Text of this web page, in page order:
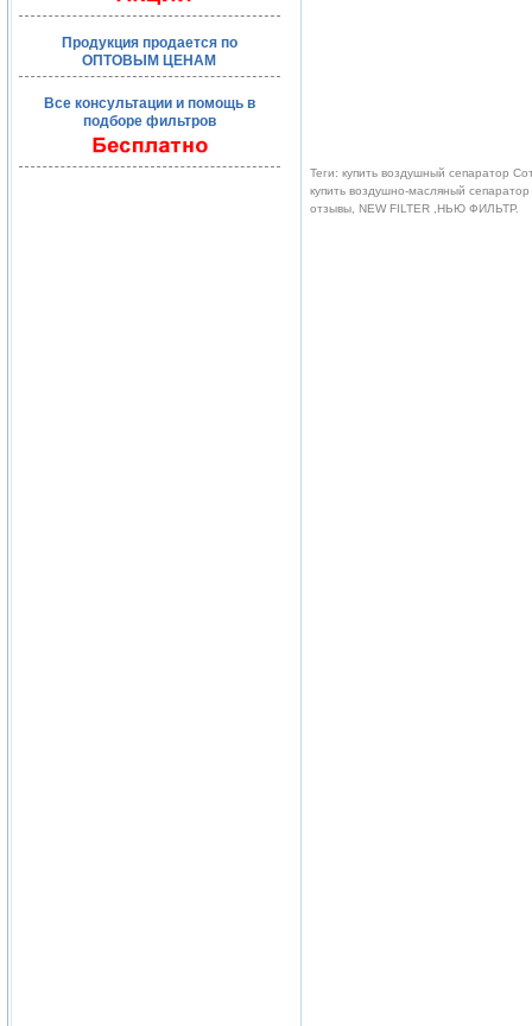
Продукция продается по
ОПТОВЫМ ЦЕНАМ
Все консультации и помощь в
подборе фильтров
Теги: купить воздушный сепаратор
купить воздушно-масляный
отзывы, NEW FILTER ,НЬЮ ФИЛЬТР.